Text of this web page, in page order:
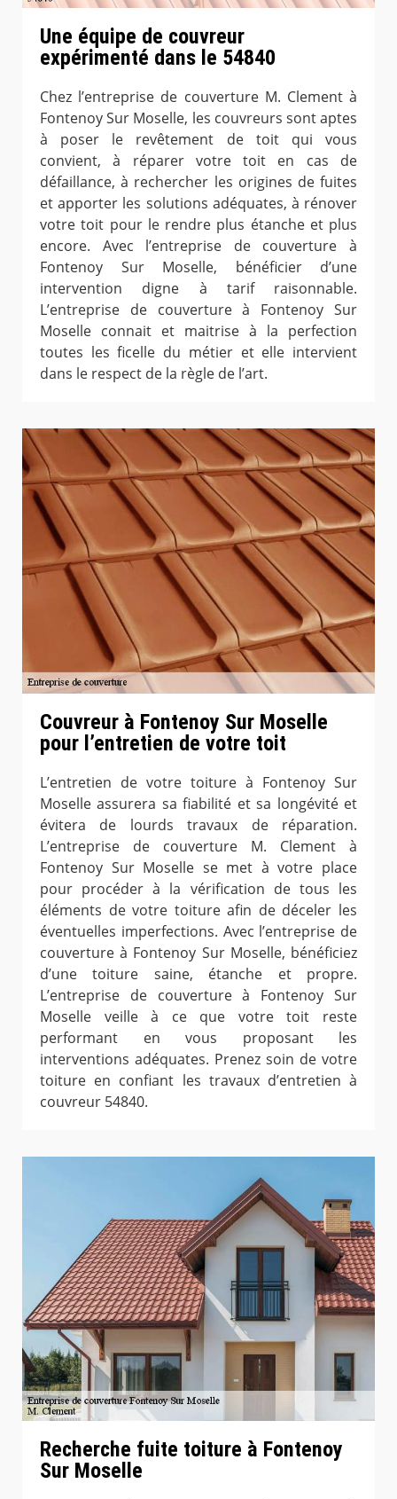
Une équipe de couvreur
expérimenté dans le 54840
Chez l’entreprise de couverture M. Clement à
Fontenoy Sur Moselle, les couvreurs sont aptes
à poser le revêtement de toit qui vous
convient, à réparer votre toit en cas de
défaillance, à rechercher les origines de fuites
et apporter les solutions adéquates, à rénover
votre toit pour le rendre plus étanche et plus
encore. Avec l’entreprise de couverture à
Fontenoy Sur Moselle, bénéficier d’une
intervention digne à tarif raisonnable.
L’entreprise de couverture à Fontenoy Sur
Moselle connait et maitrise à la perfection
toutes les ficelle du métier et elle intervient
dans le respect de la règle de l’art.
Couvreur à Fontenoy Sur Moselle
pour l’entretien de votre toit
L’entretien de votre toiture à Fontenoy Sur
Moselle assurera sa fiabilité et sa longévité et
évitera de lourds travaux de réparation.
L’entreprise de couverture M. Clement à
Fontenoy Sur Moselle se met à votre place
pour procéder à la vérification de tous les
éléments de votre toiture afin de déceler les
éventuelles imperfections. Avec l’entreprise de
couverture à Fontenoy Sur Moselle, bénéficiez
d’une toiture saine, étanche et propre.
L’entreprise de couverture à Fontenoy Sur
Moselle veille à ce que votre toit reste
performant en vous proposant les
interventions adéquates. Prenez soin de votre
toiture en confiant les travaux d’entretien à
couvreur 54840.
Recherche fuite toiture à Fontenoy
Sur Moselle